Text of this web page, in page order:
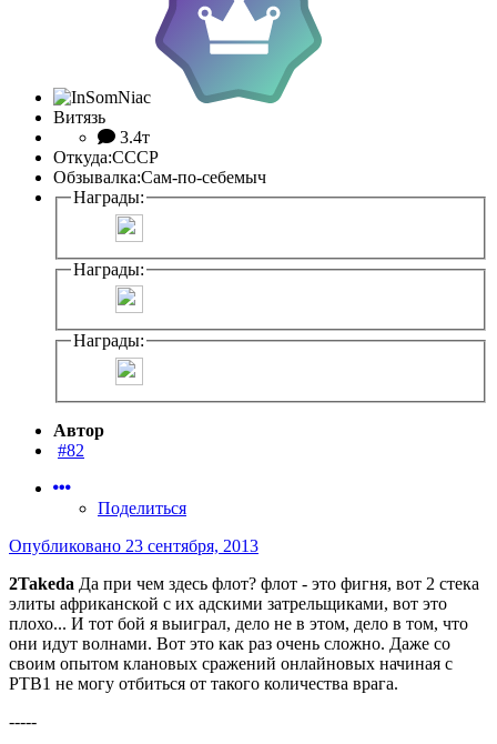
Витязь
3.4т
Откуда:СССР
Обзывалка:Сам-по-себемыч
Награды:
Награды:
Награды:
Автор
#82
Поделиться
Опубликовано 23 сентября, 2013
2Takeda Да при чем здесь флот? флот - это фигня, вот 2 стека
элиты африканской с их адскими затрельщиками, вот это
плохо... И тот бой я выиграл, дело не в этом, дело в том, что
они идут волнами. Вот это как раз очень сложно. Даже со
своим опытом клановых сражений онлайновых начиная с
РТВ1 не могу отбиться от такого количества врага.
-----